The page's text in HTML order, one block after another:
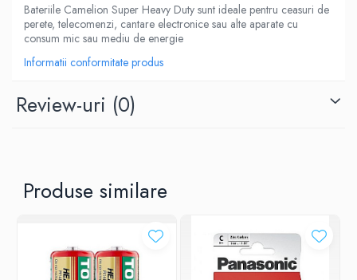
Bateriile Camelion Super Heavy Duty sunt ideale pentru ceasuri de
perete, telecomenzi, cantare electronice sau alte aparate cu
consum mic sau mediu de energie
Informatii conformitate produs
Review-uri (0)
Produse similare